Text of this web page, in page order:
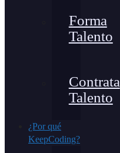
Forma
Talento
Contrata
Talento
¿Por qué
KeepCoding?